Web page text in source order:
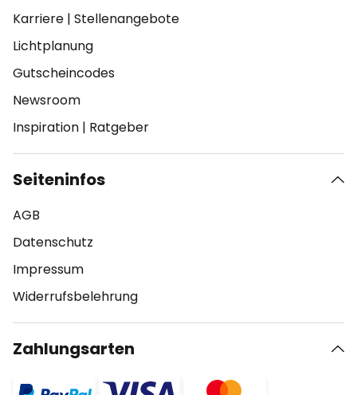
Karriere | Stellenangebote
Lichtplanung
Gutscheincodes
Newsroom
Inspiration | Ratgeber
Seiteninfos
AGB
Datenschutz
Impressum
Widerrufsbelehrung
Zahlungsarten